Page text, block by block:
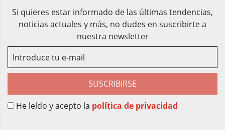
Si quieres estar informado de las últimas tendencias,
noticias actuales y más, no dudes en suscribirte a
nuestra newsletter
SUSCRIBIRSE
He leído y acepto la política de privacidad